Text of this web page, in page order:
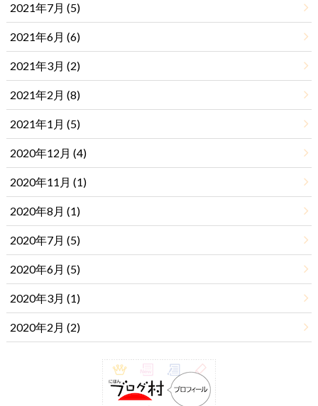
2021年7月 (5)
2021年6月 (6)
2021年3月 (2)
2021年2月 (8)
2021年1月 (5)
2020年12月 (4)
2020年11月 (1)
2020年8月 (1)
2020年7月 (5)
2020年6月 (5)
2020年3月 (1)
2020年2月 (2)